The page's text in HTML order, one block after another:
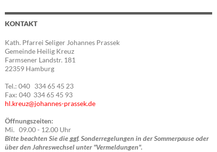
KONTAKT
Kath. Pfarrei Seliger Johannes Prassek
Gemeinde Heilig Kreuz
Farmsener Landstr. 181
22359 Hamburg
Tel.: 040 334 65 45 23
Fax: 040 334 65 45 93
hl.kreuz@johannes-prassek.de
Öffnungszeiten:
Mi. 09.00 - 12.00 Uhr
Bitte beachten Sie die ggf. Sonderregelungen in der Sommerpause oder
über den Jahreswechsel unter "Vermeldungen".